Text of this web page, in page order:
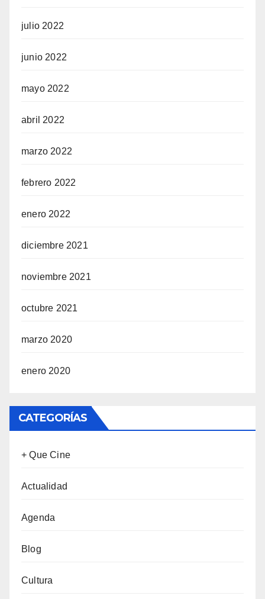
julio 2022
junio 2022
mayo 2022
abril 2022
marzo 2022
febrero 2022
enero 2022
diciembre 2021
noviembre 2021
octubre 2021
marzo 2020
enero 2020
CATEGORÍAS
+ Que Cine
Actualidad
Agenda
Blog
Cultura